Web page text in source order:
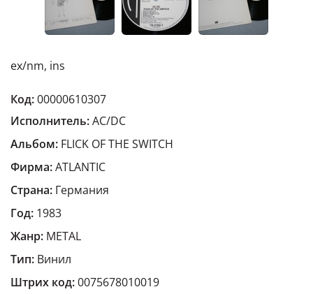
ex/nm, ins
Код:00000610307
Исполнитель:AC/DC
Альбом: FLICK OF THE SWITCH
Фирма:ATLANTIC
Страна: Германия
Год: 1983
Жанр: METAL
Тип: Винил
Штрих код:0075678010019